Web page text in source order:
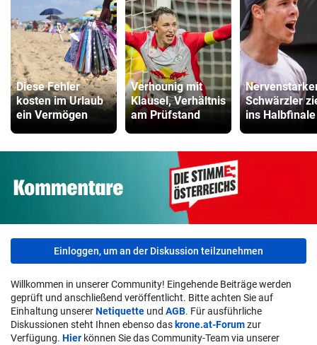
Diese Fehler
kosten im Urlaub
ein Vermögen
Verhounig mit
Klausel, Verhältnis
am Prüfstand
Schwärzler
ins
Einloggen, um an der Diskussion teilzunehmen
Willkommen in unserer Community! Eingehende Beiträge werden
geprüft und anschließend veröffentlicht. Bitte achten Sie auf
Einhaltung unsererNetiquette und AGB. Für ausführliche
Diskussionen steht Ihnen ebenso das krone.at-Forumzur
Verfügung. Hier können Sie das Community-Team via unserer